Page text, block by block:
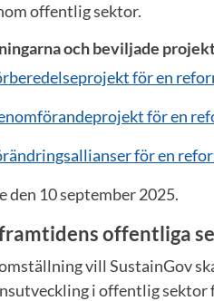
offentlig sektor.
och beviljade
för en
för en
för en
den 10 september 2025.
offentliga
vill SustainGov
i offentlig